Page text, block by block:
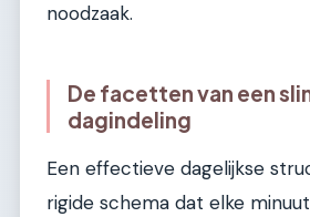
noodzaak.
De facetten van een
dagindeling
Een effectieve dagelijkse
rigide schema dat elke